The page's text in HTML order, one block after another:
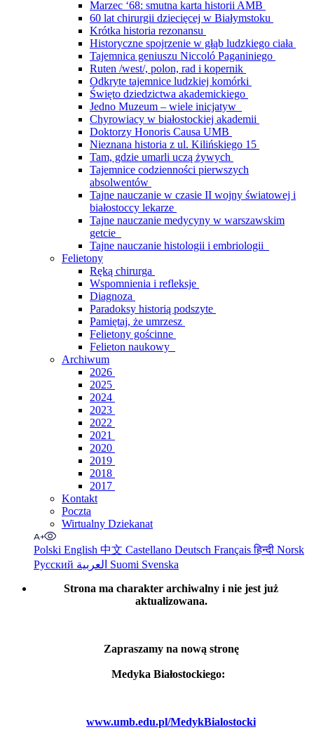
Marzec ‘68: smutna karta historii AMB
60 lat chirurgii dziecięcej w Białymstoku
Krótka historia rezonansu
Historyczne spojrzenie w głąb ludzkiego ciała
Tajemnica geniuszu Niccoló Paganiniego
Ruten /west/, polon, rad i kopernik
Odkryte tajemnice ludzkiej komórki
Święto dziedzictwa akademickiego
Jedno Muzeum – wiele inicjatyw
Chyrowiacy w białostockiej akademii
Doktorzy Honoris Causa UMB
Nieznana historia z ul. Kilińskiego 15
Tam, gdzie umarli uczą żywych
Tajemnice codzienności pierwszych
absolwentów
Tajne nauczanie w czasie II wojny światowej i
białostoccy lekarze
Tajne nauczanie medycyny w warszawskim
getcie
Tajne nauczanie histologii i embriologii
Felietony
Ręką chirurga
Wspomnienia i refleksje
Diagnoza
Paradoksy historią podszyte
Pamiętaj, że umrzesz
Felietony gościnne
Felieton naukowy
Archiwum
2026
2025
2024
2023
2022
2021
2020
2019
2018
2017
Kontakt
Poczta
Wirtualny Dziekanat
Polski English 中文 Castellano Deutsch Françaisहिन्दी Norsk
Русский
Suomi Svenska
Strona ma charakter archiwalny i nie jest już
aktualizowana.
Zapraszamy na nową stronę
Medyka Białostockiego:
www.umb.edu.pl/MedykBialostocki